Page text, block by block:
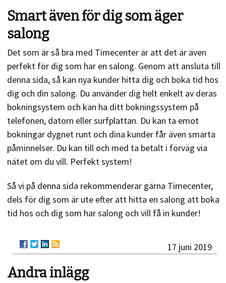
Smart även för dig som äger
salong
Det som är så bra med Timecenter är att det är även
perfekt för dig som har en salong. Genom att ansluta till
denna sida, så kan nya kunder hitta dig och boka tid hos
dig och din salong. Du använder dig helt enkelt av deras
bokningsystem och kan ha ditt bokningssystem på
telefonen, datorn eller surfplattan. Du kan ta emot
bokningar dygnet runt och dina kunder får även smarta
påminnelser. Du kan till och med ta betalt i förväg via
nätet om du vill. Perfekt system!
Så vi på denna sida rekommenderar gärna Timecenter,
dels för dig som är ute efter att hitta en salong att boka
tid hos och dig som har salong och vill få in kunder!
17 juni 2019
Andra inlägg